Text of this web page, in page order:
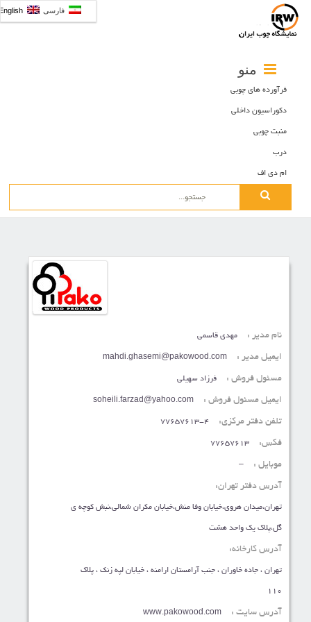
فارسی
منو
فرآورده های چوبی
دکوراسیون داخلی
منبت چوبی
درب
ام دی اف
Search
نام مدیر : مهدی قاسمی
ایمیل مدیر : mahdi.ghasemi@pakowood.com
مسئول فروش : فرزاد سهیلی
ایمیل مسئول فروش : soheili.farzad@yahoo.com
تلفن دفتر مرکزی: 77657613-4
فکس: 77657613
موبایل : –
آدرس دفتر تهران:
تهران،میدان هروی،خیابان وفا منش،خیابان مکران شمالی،نبش کوچه ی
گل،پلاک یک واحد هشت
آدرس کارخانه:
تهران ، جاده خاوران ، جنب آرامستان ارامنه ، خیابان لپه زنک ، پلاک
110
آدرس سایت : www.pakowood.com